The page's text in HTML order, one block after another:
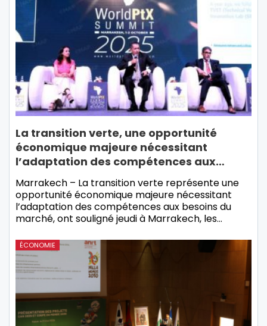
La transition verte, une opportunité
économique majeure nécessitant
l’adaptation des compétences aux…
Marrakech – La transition verte représente une
opportunité économique majeure nécessitant
l’adaptation des compétences aux besoins du
marché, ont souligné jeudi à Marrakech, les…
ÉCONOMIE